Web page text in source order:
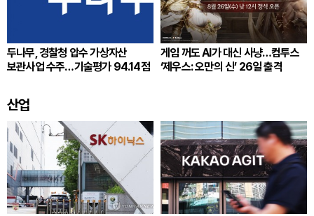
두나무, 경찰청 압수 가상자산
보관사업 수주…기술평가 94.14점
게임 꺼도 AI가 대신 사냥…컴투스
‘제우스: 오만의 신’ 26일 출격
산업